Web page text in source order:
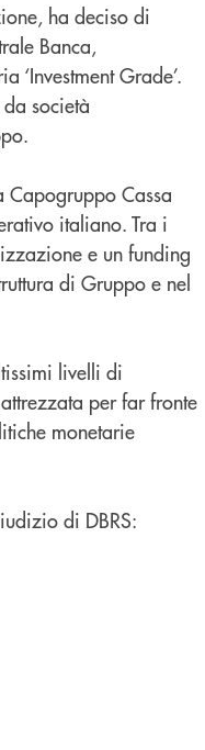
ha deciso di
Banca,
‘Investment Grade’.
società
Capogruppo Cassa
italiano. Tra i
e un funding
di Gruppo e nel
livelli di
per far fronte
monetarie
di DBRS: